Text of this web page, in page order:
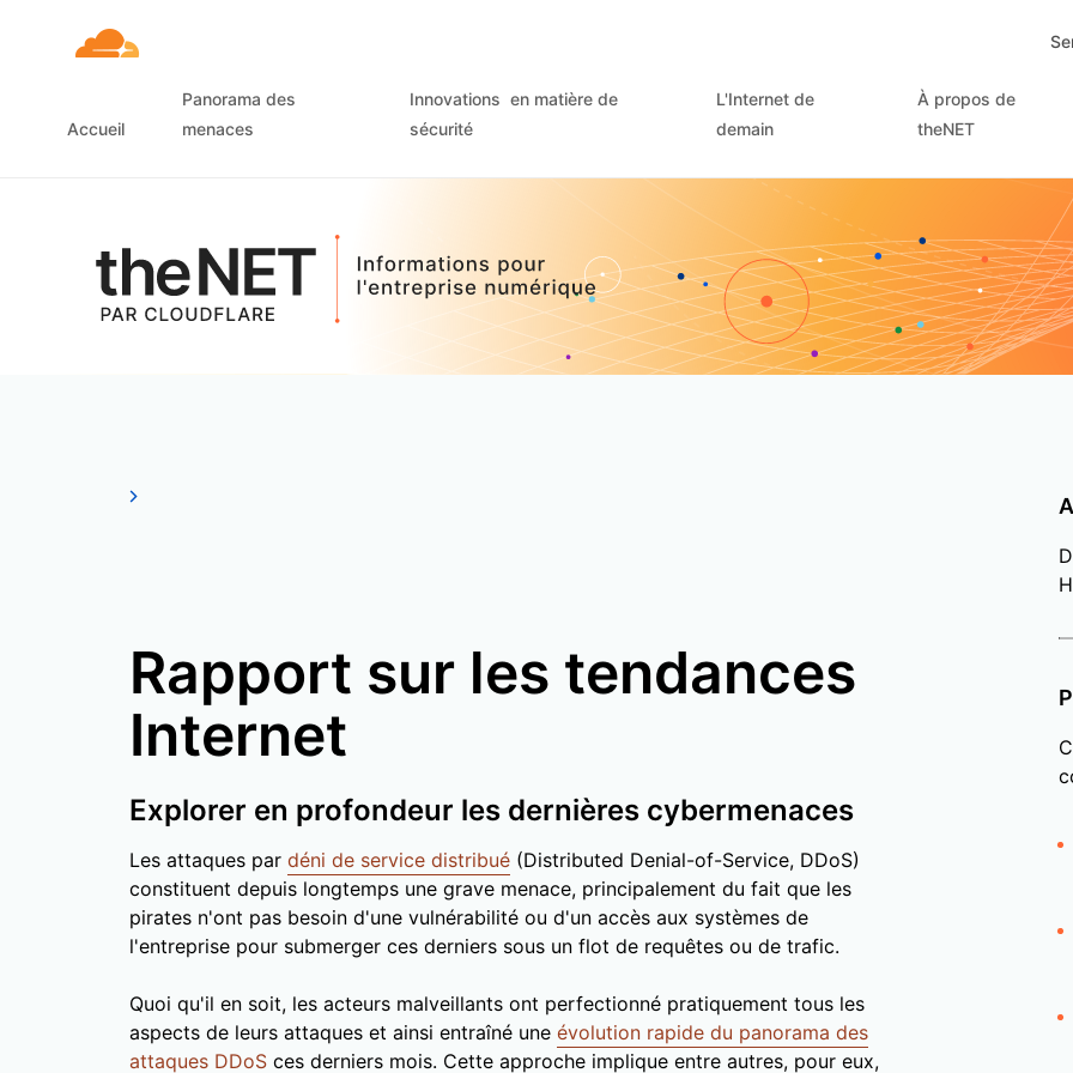
Accueil
Panorama des
menaces
Innovations en matière de
sécurité
L'Internet de
demain
À propos de
theNET
Rapport sur les tendances
Internet
Explorer en profondeur les dernières cybermenaces
Les attaques par déni de service distribué (Distributed Denial-of-Service, DDoS)
constituent depuis longtemps une grave menace, principalement du fait que les
pirates n'ont pas besoin d'une vulnérabilité ou d'un accès aux systèmes de
l'entreprise pour submerger ces derniers sous un flot de requêtes ou de trafic.
Quoi qu'il en soit, les acteurs malveillants ont perfectionné pratiquement tous les
aspects de leurs attaques et ainsi entraîné une évolution rapide du panorama des
attaques DDoS ces derniers mois. Cette approche implique entre autres, pour eux,